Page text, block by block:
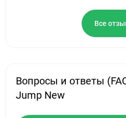
Все
Вопросы и ответы
Jump New